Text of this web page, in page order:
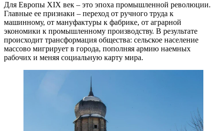
Для Европы XIX век – это эпоха промышленной революции.
Главные ее признаки – переход от ручного труда к
машинному, от мануфактуры к фабрике, от аграрной
экономики к промышленному производству. В результате
происходит трансформация общества: сельское население
массово мигрирует в города, пополняя армию наемных
рабочих и меняя социальную карту мира.